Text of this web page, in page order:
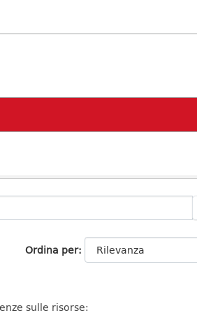
Ordina per
sulle risorse: